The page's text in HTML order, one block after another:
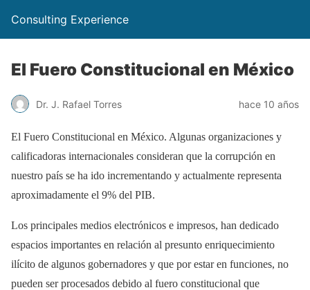
Consulting Experience
El Fuero Constitucional en México
Dr. J. Rafael Torres hace 10 años
El Fuero Constitucional en México. Algunas organizaciones y
calificadoras internacionales consideran que la corrupción en
nuestro país se ha ido incrementando y actualmente representa
aproximadamente el 9% del PIB.
Los principales medios electrónicos e impresos, han dedicado
espacios importantes en relación al presunto enriquecimiento
ilícito de algunos gobernadores y que por estar en funciones, no
pueden ser procesados debido al fuero constitucional que